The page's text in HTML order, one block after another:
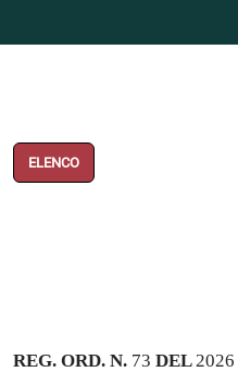
ELENCO
REG. ORD. N. 73 DEL2026